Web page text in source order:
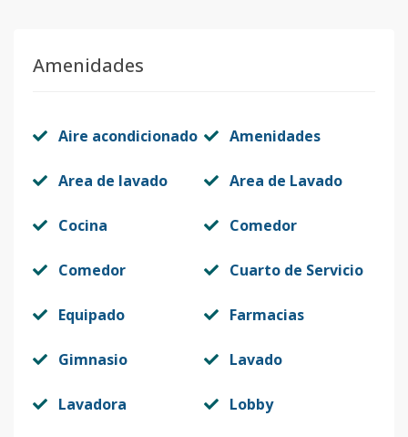
Amenidades
Aire acondicionado Amenidades
Area de lavado Area de Lavado
Cocina Comedor
Comedor Cuarto de Servicio
Equipado Farmacias
Gimnasio Lavado
Lavadora Lobby